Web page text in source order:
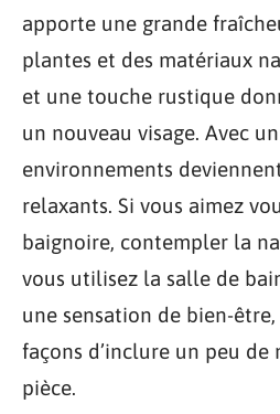
apporte une grande
plantes et des matériaux
et une touche rustique
un nouveau visage. Avec
environnements
relaxants. Si vous aimez
baignoire, contempler la
vous utilisez la salle de
une sensation de bien-
façons d’inclure un peu de
pièce.